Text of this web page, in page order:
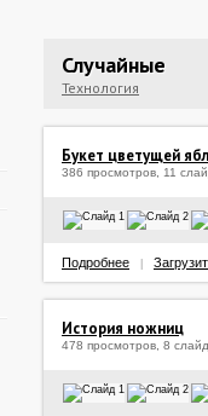
Случайные
Технология
Букет цветущей
386 просмотров, 11
Подробнее
История ножниц
478 просмотров, 8